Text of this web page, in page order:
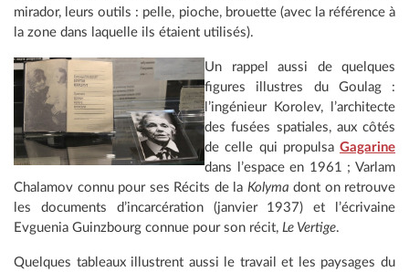
mirador, leurs outils : pelle, pioche, brouette (avec la référence à
la zone dans laquelle ils étaient utilisés).
Un rappel aussi de quelques
figures illustres du Goulag :
l’ingénieur Korolev, l’architecte
des fusées spatiales, aux côtés
de celle qui propulsa Gagarine
dans l’espace en 1961 ; Varlam
Chalamov connu pour ses Récits de la Kolyma dont on retrouve
les documents d’incarcération (janvier 1937) et l’écrivaine
Evguenia Guinzbourg connue pour son récit, Le Vertige.
Quelques tableaux illustrent aussi le travail et les paysages du